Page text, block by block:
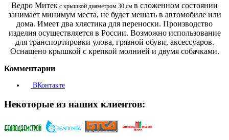
Ведро Митек с крышкой диаметром 30 см в сложенном состоянии
занимает минимум места, не будет мешать в автомобиле или
дома. Имеет два хлястика для переноски. Производство
изделия осуществляется в России. Возможно использование
для транспортировки улова, грязной обуви, аксессуаров.
Оснащено крышкой с крепкой молнией и двумя собачками.
Комментарии
ВКонтакте
Некоторые из наших клиентов: